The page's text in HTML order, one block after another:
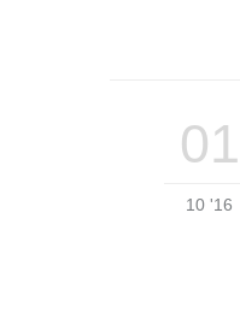
01
10 '16